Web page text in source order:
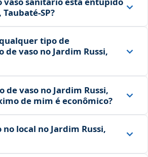
tipo de
vaso no Jardim Russi,
de vaso no Jardim Russi,
de mim é econômico?
local no Jardim Russi,